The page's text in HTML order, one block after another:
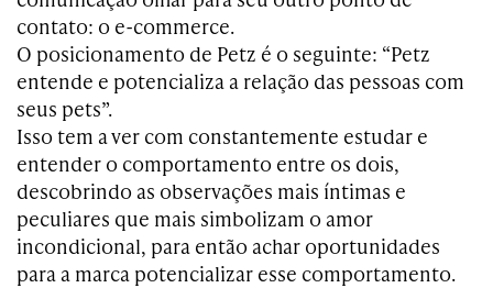
contato: o e-commerce.
O posicionamento de Petz é o seguinte: “Petz
entende e potencializa a relação das pessoas com
seus pets”.
Isso tem a ver com constantemente estudar e
entender o comportamento entre os dois,
descobrindo as observações mais íntimas e
peculiares que mais simbolizam o amor
incondicional, para então achar oportunidades
para a marca potencializar esse comportamento.